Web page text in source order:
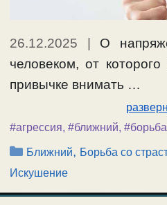
26.12.2025 | О
человеком, от
привычке внимать …
#агрессия, #ближний,
Рубрики
Ближний, Борьба со
Искушение